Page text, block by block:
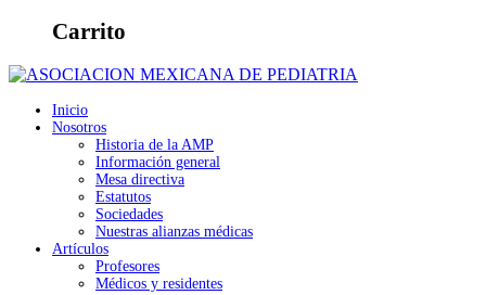
Carrito
Inicio
Nosotros
Historia de la AMP
Información general
Mesa directiva
Estatutos
Sociedades
Nuestras alianzas médicas
Artículos
Profesores
Médicos y residentes